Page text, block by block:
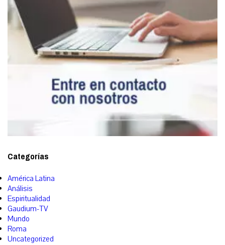
Categorías
América Latina
Análisis
Espiritualidad
Gaudium-TV
Mundo
Roma
Uncategorized